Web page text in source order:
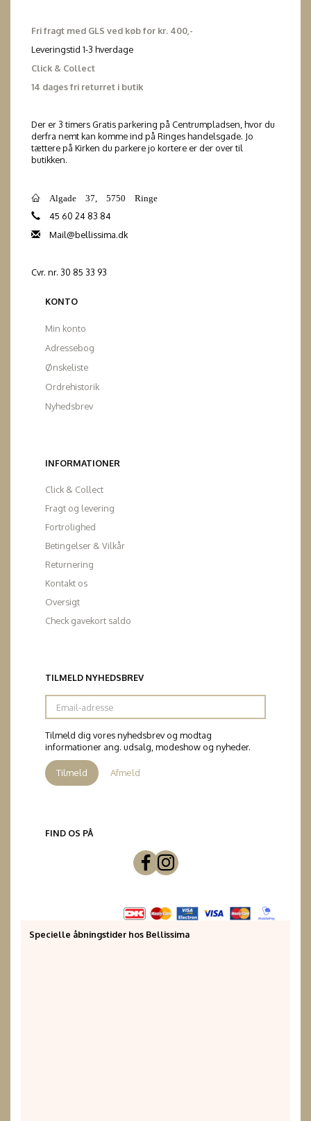
Fri fragt med GLS ved køb for kr. 400,-
Leveringstid 1-3 hverdage
Click & Collect
14 dages fri returret i butik
Der er 3 timers Gratis parkering på Centrumpladsen, hvor du
derfra nemt kan komme ind på Ringes handelsgade. Jo
tættere på Kirken du parkere jo kortere er der over til
butikken.
Algade 37, 5750 Ringe
45 60 24 83 84
Mail@bellissima.dk
Cvr. nr. 30 85 33 93
KONTO
Min konto
Adressebog
Ønskeliste
Ordrehistorik
Nyhedsbrev
INFORMATIONER
Click & Collect
Fragt og levering
Fortrolighed
Betingelser & Vilkår
Returnering
Kontakt os
Oversigt
Check gavekort saldo
TILMELD NYHEDSBREV
Email-
adresse
Tilmeld dig vores nyhedsbrev og modtag
informationer ang. udsalg, modeshow og nyheder.
Tilmeld Afmeld
FIND OS PÅ
Specielle åbningstider hos Bellissima